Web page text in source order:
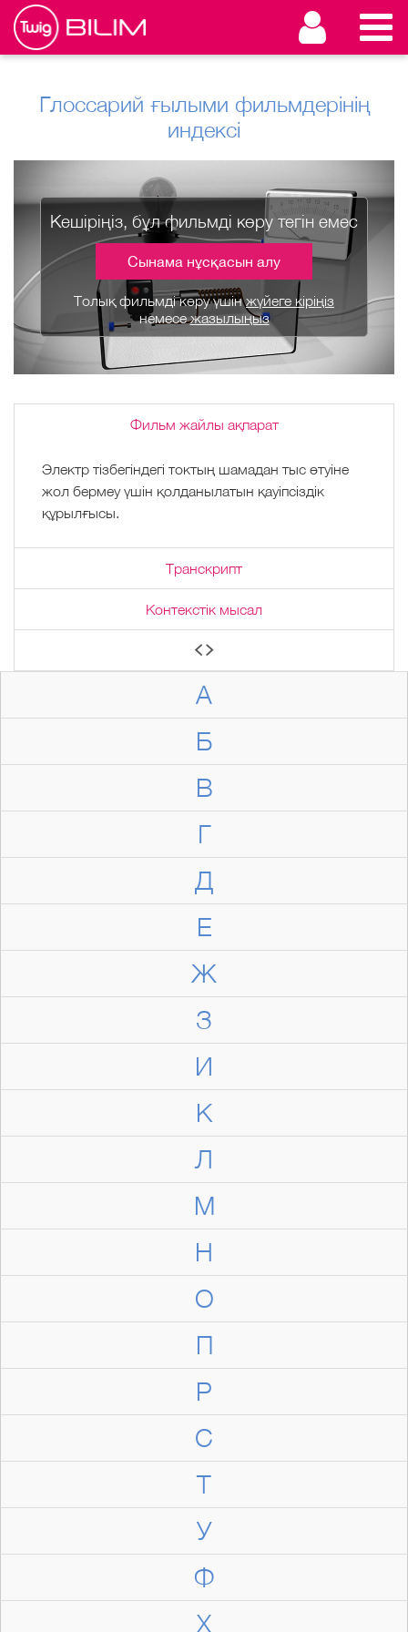
Глоссарий ғылыми фильмдерінің
индексі
А
Б
В
Г
Д
Е
Ж
З
И
К
Л
М
Н
О
П
Р
С
Т
У
Ф
Х
Кешіріңіз, бұл фильмді көру тегін емес
Сынама нұсқасын алу
Толық фильмді көру үшінжүйеге кіріңіз
немесежазылыңыз
Фильм жайлы ақпарат
Электр тізбегіндегі токтың шамадан тыс өтуіне
жол бермеу үшін қолданылатын қауіпсіздік
құрылғысы.
Транскрипт
Контекстік мысал